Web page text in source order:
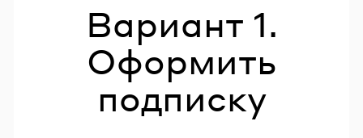
Вариант 1.
Оформить
подписку